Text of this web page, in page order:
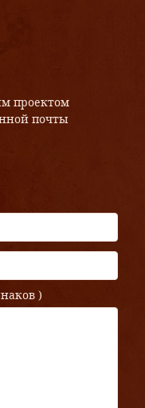
проектом
почты
)